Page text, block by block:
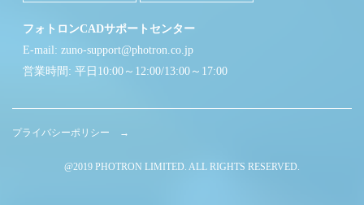
フォトロンCADサポートセンター
E-mail: zuno-support@photron.co.jp
営業時間: 平日10:00～12:00/13:00～17:00
プライバシーポリシー →
@2019 PHOTRON LIMITED. ALL RIGHTS RESERVED.